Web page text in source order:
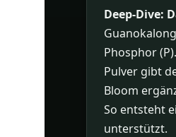
Deep-Dive:
Phosphor
Pulver gibt
Bloom
So entsteht
unterstützt.